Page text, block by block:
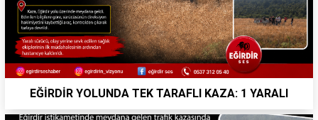
EĞİRDİR YOLUNDA TEK TARAFLI KAZA: 1 YARALI